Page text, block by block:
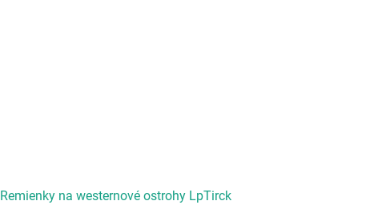
Remienky na westernové ostrohy LpTirck